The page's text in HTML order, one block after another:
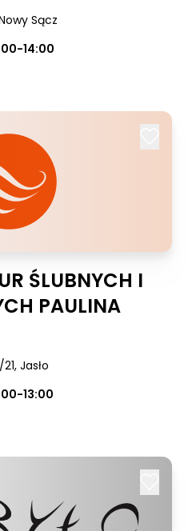
Sącz
14:00
ŚLUBNYCH I
PAULINA
, Jasło
13:00